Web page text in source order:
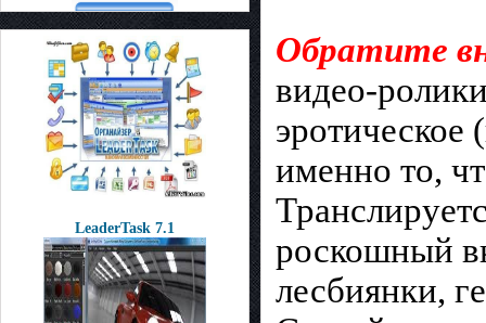
LeaderTask 7.1
Обратите
видео-
эротическое
именно то,
роскошный
лесбиянки,